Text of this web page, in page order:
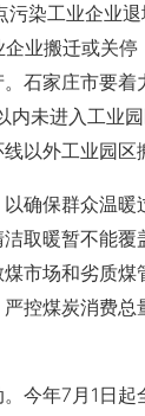
染工业企业
业搬迁或关
石家庄市要着
内未进入工业
以外工业园区
保群众温暖
取暖暂不能覆
市场和劣质煤
控煤炭消费总
年7月1日起